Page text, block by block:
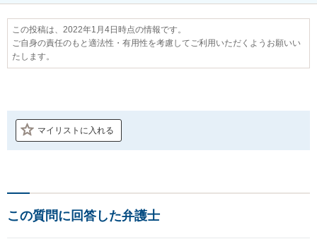
この投稿は、2022年1月4日時点の情報です。
ご自身の責任のもと適法性・有用性を考慮してご利用いただくようお願いい
たします。
マイリストに入れる
この質問に回答した弁護士